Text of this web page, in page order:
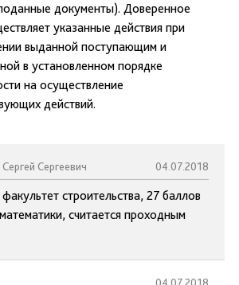
документы). Доверенное
указанные действия при
выданной поступающим и
в установленном порядке
на осуществление
действий.
Сергеевич 04.07.2018
строительства, 27 баллов
считается проходным